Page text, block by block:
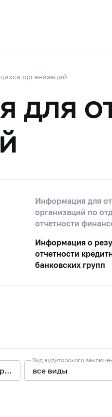
организаций
для
Информация для
организаций по
отчетности
Информация о
отчетности
банковских групп
Вид аудиторского
все виды